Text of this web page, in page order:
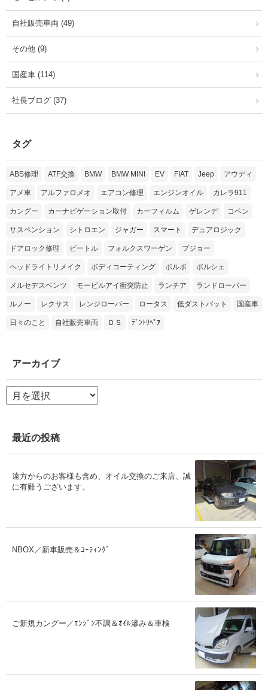
自社販売車両 (49)
その他 (9)
国産車 (114)
社長ブログ (37)
タグ
ABS修理 ATF交換 BMW BMW MINI EV FIAT Jeep アウディ
アメ車 アルファロメオ エアコン修理 エンジンオイル カレラ911
カングー カーナビゲーション取付 カーフィルム ゲレンデ コペン
サスペンション シトロエン ジャガー スマート デュアロジック
ドアロック修理 ビートル フォルクスワーゲン プジョー
ヘッドライトリメイク ボディコーティング ボルボ ポルシェ
メルセデスベンツ モービルアイ衝突防止 ランチア ランドローバー
ルノー レクサス レンジローバー ロータス 低ダストパット 国産車
日々のこと 自社販売車両 ＤＳ ﾃﾞﾝﾄﾘﾍﾟｱ
アーカイブ
ア
ー
ブ
最近の投稿
遠方からのお客様も含め、オイル交換のご来店、誠
に有難うございます。
NBOX／新車販売＆ｺｰﾃｨﾝｸﾞ
ご新規カングー／ｴﾝｼﾞﾝ不調＆ｵｲﾙ滲み＆車検